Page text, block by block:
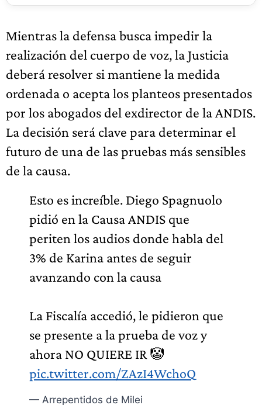
Mientras la defensa busca impedir la
realización del cuerpo de voz, la Justicia
deberá resolver si mantiene la medida
ordenada o acepta los planteos presentados
por los abogados del exdirector de la ANDIS.
La decisión será clave para determinar el
futuro de una de las pruebas más sensibles
de la causa.
Esto es increíble. Diego Spagnuolo
pidió en la Causa ANDIS que
periten los audios donde habla del
3% de Karina antes de seguir
avanzando con la causa
La Fiscalía accedió, le pidieron que
se presente a la prueba de voz y
ahora NO QUIERE IR 🤡
pic.twitter.com/ZAzI4WchoQ
— Arrepentidos de Milei